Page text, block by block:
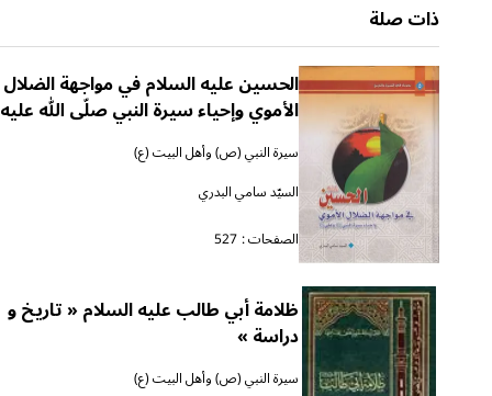
ذات صلة
الحسين عليه السلام في مواجهة الضلال
الأموي وإحياء سيرة النبي صلّى الله عليه
وآله وعلي عليه السلام
سيرة النبي (ص) وأهل البيت (ع)
السيّد سامي البدري
الصفحات : 527
ظلامة أبي طالب عليه السلام « تاريخ و
دراسة »
سيرة النبي (ص) وأهل البيت (ع)